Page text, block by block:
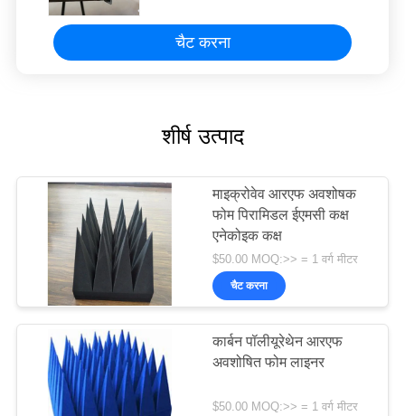
चैट करना
शीर्ष उत्पाद
माइक्रोवेव आरएफ अवशोषक
फोम पिरामिडल ईएमसी कक्ष
एनेकोइक कक्ष
$50.00 MOQ:>> = 1 वर्ग मीटर
चैट करना
कार्बन पॉलीयूरेथेन आरएफ
अवशोषित फोम लाइनर
$50.00 MOQ:>> = 1 वर्ग मीटर